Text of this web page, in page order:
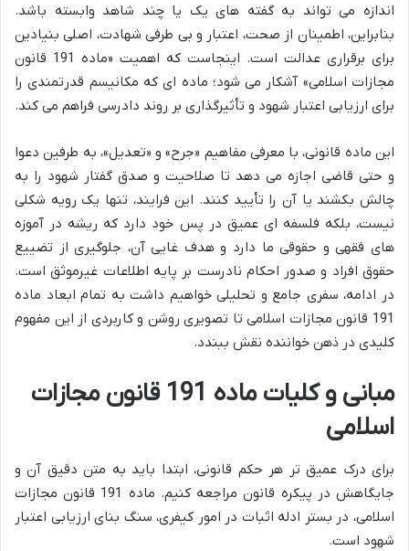
اندازه می تواند به گفته های یک یا چند شاهد وابسته باشد.
بنابراین، اطمینان از صحت، اعتبار و بی طرفی شهادت، اصلی بنیادین
برای برقراری عدالت است. اینجاست که اهمیت «ماده 191 قانون
مجازات اسلامی» آشکار می شود؛ ماده ای که مکانیسم قدرتمندی را
برای ارزیابی اعتبار شهود و تأثیرگذاری بر روند دادرسی فراهم می کند.
این ماده قانونی، با معرفی مفاهیم «جرح» و «تعدیل»، به طرفین دعوا
و حتی قاضی اجازه می دهد تا صلاحیت و صدق گفتار شهود را به
چالش بکشند یا آن را تأیید کنند. این فرایند، تنها یک رویه شکلی
نیست، بلکه فلسفه ای عمیق در پس خود دارد که ریشه در آموزه
های فقهی و حقوقی ما دارد و هدف غایی آن، جلوگیری از تضییع
حقوق افراد و صدور احکام نادرست بر پایه اطلاعات غیرموثق است.
در ادامه، سفری جامع و تحلیلی خواهیم داشت به تمام ابعاد ماده
191 قانون مجازات اسلامی تا تصویری روشن و کاربردی از این مفهوم
کلیدی در ذهن خواننده نقش ببندد.
مبانی و کلیات ماده 191 قانون مجازات
اسلامی
برای درک عمیق تر هر حکم قانونی، ابتدا باید به متن دقیق آن و
جایگاهش در پیکره قانون مراجعه کنیم. ماده 191 قانون مجازات
اسلامی، در بستر ادله اثبات در امور کیفری، سنگ بنای ارزیابی اعتبار
شهود است.